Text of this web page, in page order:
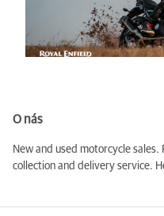
O nás
New and used motorcycle
collection and delivery service.